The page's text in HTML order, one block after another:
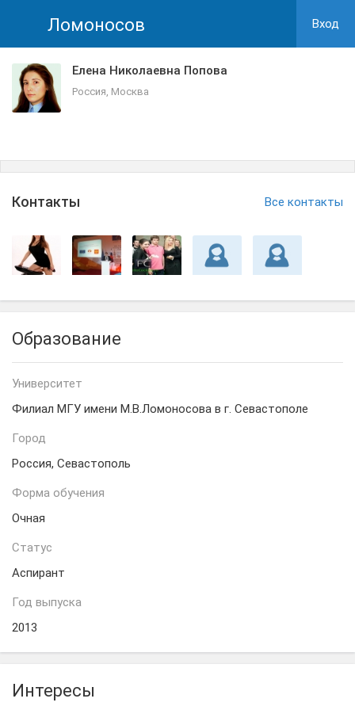
Ломоносов Вход
Елена Николаевна Попова
Россия, Москва
Контакты Все контакты
Образование
Университет
Филиал МГУ имени М.В.Ломоносова в г. Севастополе
Город
Россия, Севастополь
Форма обучения
Очная
Статус
Аспирант
Год выпуска
2013
Интересы